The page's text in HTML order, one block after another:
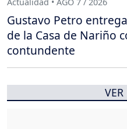
Gustavo Petro
de la Casa de Nariño
contundente